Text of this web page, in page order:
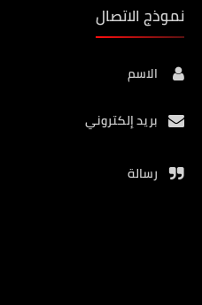
نموذج الاتصال
الاسم
بريد إلكتروني
رسالة